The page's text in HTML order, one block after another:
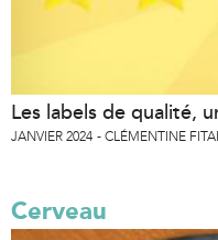
Les labels de qualité,
JANVIER 2024 CLÉMENTINE
Cerveau